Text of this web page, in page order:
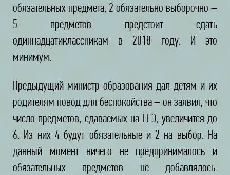
обязательных предмета, 2 обязательно выборочно –
5 предметов предстоит сдать
одиннадцатиклассникам в 2018 году. И это
минимум.
Предыдущий министр образования дал детям и их
родителям повод для беспокойства – он заявил, что
число предметов, сдаваемых на ЕГЭ, увеличится до
6. Из них 4 будут обязательные и 2 на выбор. На
данный момент ничего не предпринималось и
обязательных предметов не добавлялось.